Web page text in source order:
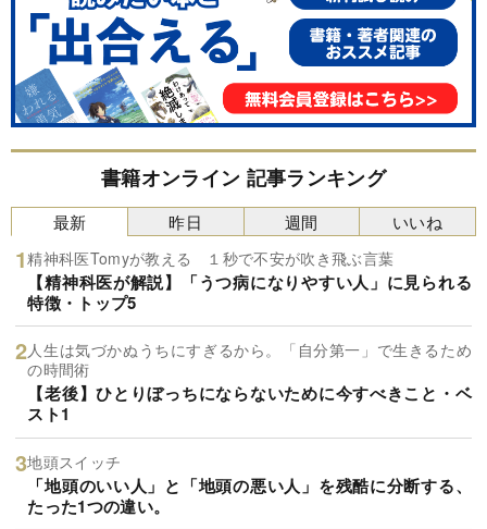
書籍オンライン 記事ランキング
最新
精神科医Tomyが教える １秒で不安が吹き飛ぶ言葉
【精神科医が解説】「うつ病になりやすい人」に見られる
特徴・トップ5
人生は気づかぬうちにすぎるから。「自分第一」で生きるため
の時間術
【老後】ひとりぼっちにならないために今すべきこと・ベ
スト1
地頭スイッチ
「地頭のいい人」と「地頭の悪い人」を残酷に分断する、
たった1つの違い。
昨日 週間 いいね